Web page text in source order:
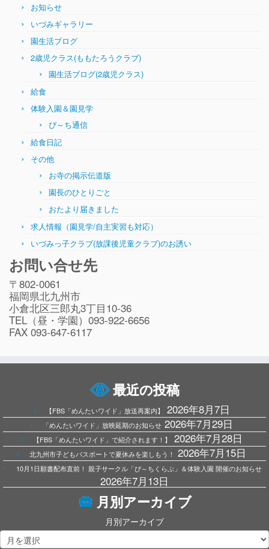
お知らせ
いづみギャラリー
園生活ブログ
2歳児クラス(ももたろうクラブ)
園生活ブログ(2歳児クラス)
給食
体験入園＆園見学
ぴ～ち通信
給食日記
その他
お寺の掲示伝道版
園長のひとりごと
おたより届きました
求人情報（園見学/自主実習も対応）
いづみっ子クラブ(放課後児童クラブ)のお誘い
お問い合せ先
〒802-0061
福岡県北九州市
小倉北区三郎丸3丁目10-36
TEL（昼・学園）093-922-6656
FAX 093-647-6117
最近の投稿
【FBS「めんたいワイド」放送再案内】 2026年8月7日
「めんたいワイド」放映延期のお知らせ 2026年7月29日
【FBS「めんたいワイド」で紹介されます！】 2026年7月28日
北九州市子どもパスポートで夏休みを楽しもう！ 2026年7月15日
10月1日願書配布直前！ 親子サークル「ぴ～ちくらぶ」＆体験入園 開催のお知らせ
2026年7月13日
月別アーカイブ
月別アーカイブ